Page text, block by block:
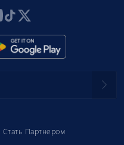
Стать Партнером